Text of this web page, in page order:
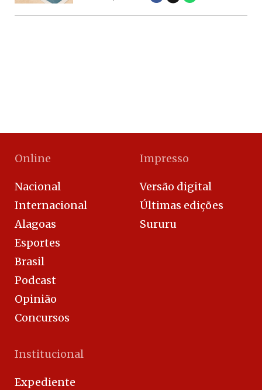
Online
Nacional
Internacional
Alagoas
Esportes
Brasil
Podcast
Opinião
Concursos
Impresso
Versão digital
Últimas edições
Sururu
Institucional
Expediente